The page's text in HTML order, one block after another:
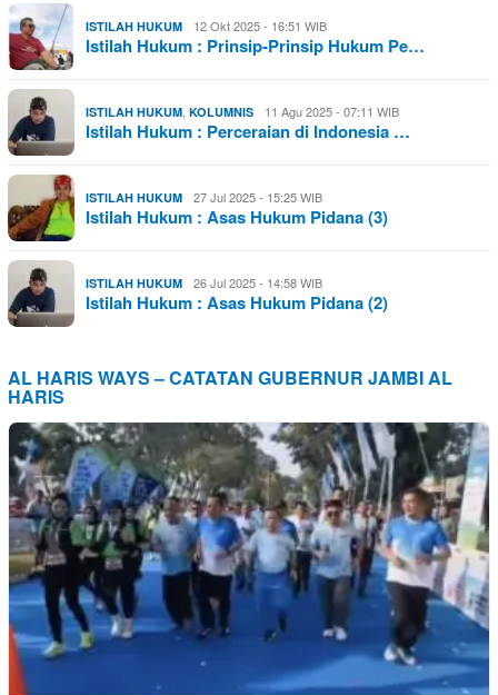
ISTILAH HUKUM 12 Okt 2025 - 16:51 WIB
Istilah Hukum : Prinsip-Prinsip Hukum Pe…
ISTILAH HUKUM KOLUMNIS 11 Agu 2025 - 07:11 WIB
Istilah Hukum : Perceraian di Indonesia …
ISTILAH HUKUM 27 Jul 2025 - 15:25 WIB
Istilah Hukum : Asas Hukum Pidana (3)
ISTILAH HUKUM 26 Jul 2025 - 14:58 WIB
Istilah Hukum : Asas Hukum Pidana (2)
AL HARIS WAYS – CATATAN GUBERNUR JAMBI AL
HARIS